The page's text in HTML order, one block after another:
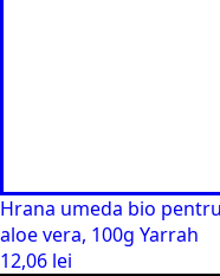
Hrana umeda bio
aloe vera, 100g Yarrah
12,06 lei